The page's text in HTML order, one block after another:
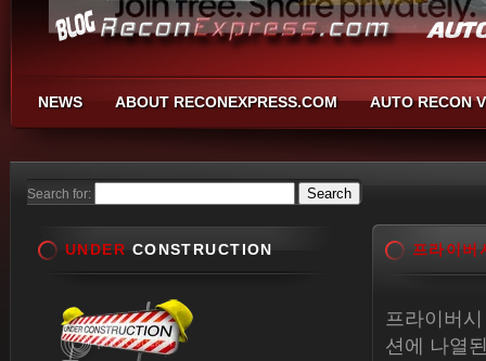
NEWS ABOUT RECONEXPRESS.COM AUTO RECON
Search for:
프라이버
프라이버
션에 나열
UNDER CONSTRUCTION